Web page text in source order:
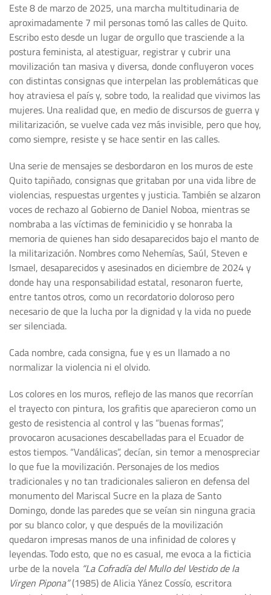
Este 8 de marzo de 2025, una marcha multitudinaria de
aproximadamente 7 mil personas tomó las calles de Quito.
Escribo esto desde un lugar de orgullo que trasciende a la
postura feminista, al atestiguar, registrar y cubrir una
movilización tan masiva y diversa, donde confluyeron voces
con distintas consignas que interpelan las problemáticas que
hoy atraviesa el país y, sobre todo, la realidad que vivimos las
mujeres. Una realidad que, en medio de discursos de guerra y
militarización, se vuelve cada vez más invisible, pero que hoy,
como siempre, resiste y se hace sentir en las calles.
Una serie de mensajes se desbordaron en los muros de este
Quito tapiñado, consignas que gritaban por una vida libre de
violencias, respuestas urgentes y justicia. También se alzaron
voces de rechazo al Gobierno de Daniel Noboa, mientras se
nombraba a las víctimas de feminicidio y se honraba la
memoria de quienes han sido desaparecidos bajo el manto de
la militarización. Nombres como Nehemías, Saúl, Steven e
Ismael, desaparecidos y asesinados en diciembre de 2024 y
donde hay una responsabilidad estatal, resonaron fuerte,
entre tantos otros, como un recordatorio doloroso pero
necesario de que la lucha por la dignidad y la vida no puede
ser silenciada.
Cada nombre, cada consigna, fue y es un llamado a no
normalizar la violencia ni el olvido.
Los colores en los muros, reflejo de las manos que recorrían
el trayecto con pintura, los grafitis que aparecieron como un
gesto de resistencia al control y las “buenas formas”,
provocaron acusaciones descabelladas para el Ecuador de
estos tiempos. “Vandálicas”, decían, sin temor a menospreciar
lo que fue la movilización. Personajes de los medios
tradicionales y no tan tradicionales salieron en defensa del
monumento del Mariscal Sucre en la plaza de Santo
Domingo, donde las paredes que se veían sin ninguna gracia
por su blanco color, y que después de la movilización
quedaron impresas manos de una infinidad de colores y
leyendas. Todo esto, que no es casual, me evoca a la ficticia
urbe de la novela “La Cofradía del Mullo del Vestido de la
Virgen Pipona”(1985) de Alicia Yánez Cossío, escritora